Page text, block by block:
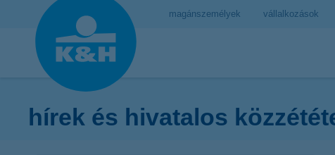
magánszemélyek vállalkozások
hírek és hivatalos